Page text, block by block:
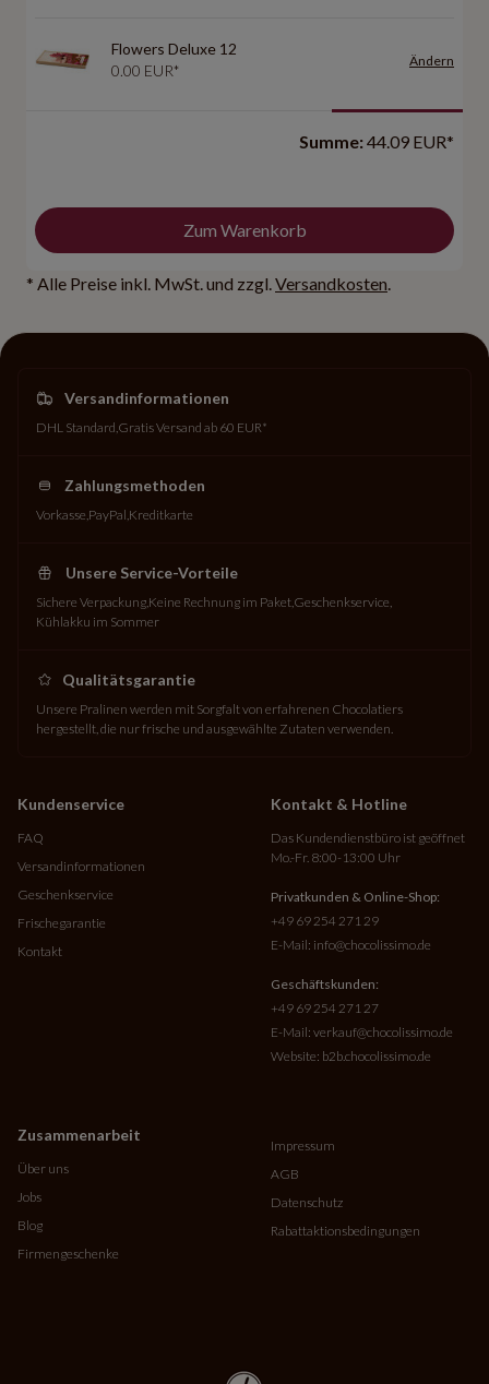
Flowers Deluxe 12
0.00 EUR*
Ändern
Summe:44.09 EUR*
Zum Warenkorb
* Alle Preise inkl. MwSt. und zzgl.Versandkosten.
Versandinformationen
DHL Standard Gratis Versand ab 60 EUR*
Zahlungsmethoden
Vorkasse PayPal Kreditkarte
Unsere Service-Vorteile
Sichere Verpackung Keine Rechnung im Paket Geschenkservice
Kühlakku im Sommer
Qualitätsgarantie
Unsere Pralinen werden mit Sorgfalt von erfahrenen Chocolatiers
hergestellt, die nur frische und ausgewählte Zutaten verwenden.
Kundenservice
FAQ
Versandinformationen
Geschenkservice
Frischegarantie
Kontakt
Zusammenarbeit
Über uns
Jobs
Blog
Firmengeschenke
Kontakt & Hotline
Das Kundendienstbüro ist geöffnet
Mo.-Fr. 8:00-13:00 Uhr
Privatkunden & Online-Shop:
+49 69 254 271 29
E-Mail: info@chocolissimo.de
Geschäftskunden:
+49 69 254 271 27
E-Mail: verkauf@chocolissimo.de
Website: b2b.chocolissimo.de
Impressum
AGB
Datenschutz
Rabattaktionsbedingungen